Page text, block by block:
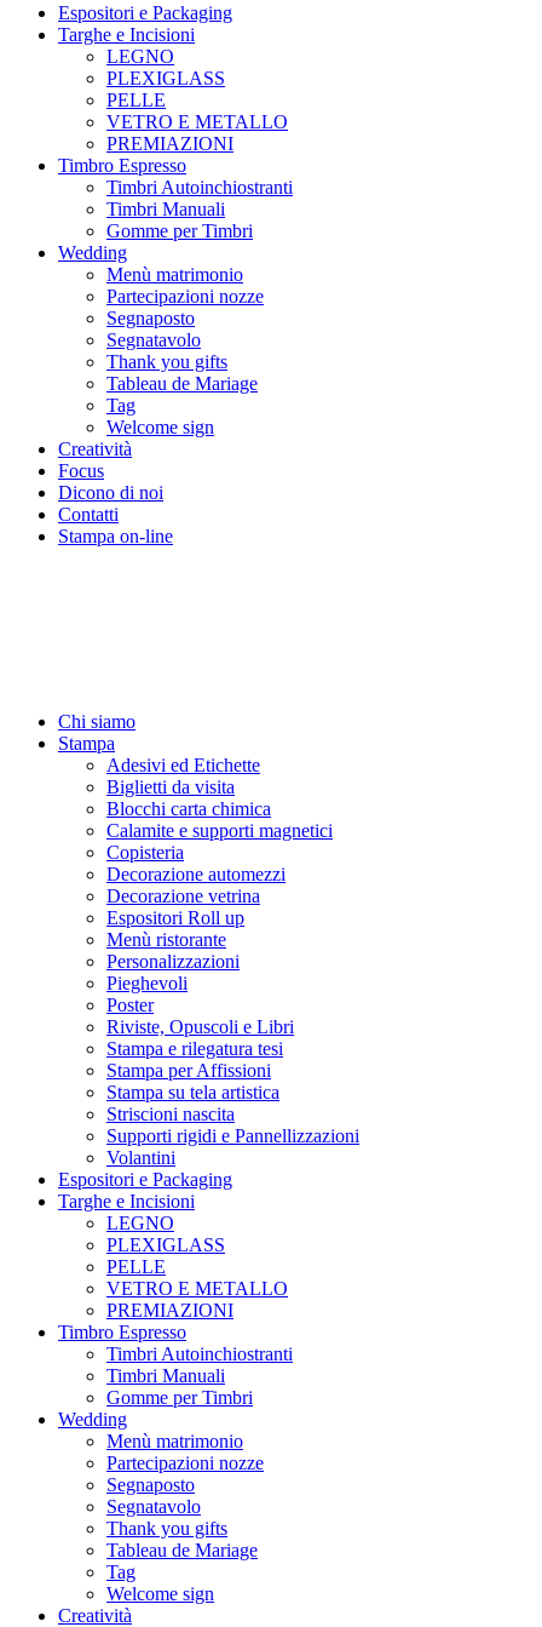
Espositori e Packaging
Targhe e Incisioni
LEGNO
PLEXIGLASS
PELLE
VETRO E METALLO
PREMIAZIONI
Timbro Espresso
Timbri Autoinchiostranti
Timbri Manuali
Gomme per Timbri
Wedding
Menù matrimonio
Partecipazioni nozze
Segnaposto
Segnatavolo
Thank you gifts
Tableau de Mariage
Tag
Welcome sign
Creatività
Focus
Dicono di noi
Contatti
Stampa on-line
Chi siamo
Stampa
Adesivi ed Etichette
Biglietti da visita
Blocchi carta chimica
Calamite e supporti magnetici
Copisteria
Decorazione automezzi
Decorazione vetrina
Espositori Roll up
Menù ristorante
Personalizzazioni
Pieghevoli
Poster
Riviste, Opuscoli e Libri
Stampa e rilegatura tesi
Stampa per Affissioni
Stampa su tela artistica
Striscioni nascita
Supporti rigidi e Pannellizzazioni
Volantini
Espositori e Packaging
Targhe e Incisioni
LEGNO
PLEXIGLASS
PELLE
VETRO E METALLO
PREMIAZIONI
Timbro Espresso
Timbri Autoinchiostranti
Timbri Manuali
Gomme per Timbri
Wedding
Menù matrimonio
Partecipazioni nozze
Segnaposto
Segnatavolo
Thank you gifts
Tableau de Mariage
Tag
Welcome sign
Creatività